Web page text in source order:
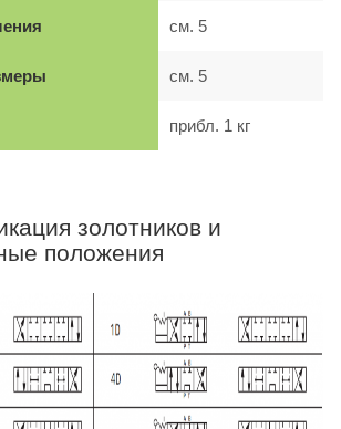
см. 5
см. 5
прибл. 1 кг
золотников и
положения